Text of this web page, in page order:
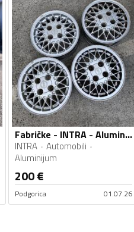
Fabričke - INTRA - Aluminijum felne
INTRA
Automobili
Aluminijum
200€
Podgorica 01.07.26